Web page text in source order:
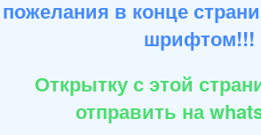
пожелания в конце
шрифтом!!!
Открытку с этой
отправить на